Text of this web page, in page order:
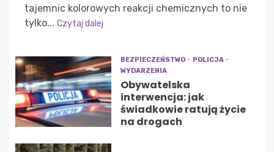
tajemnic kolorowych reakcji chemicznych to nie
tylko... Czytaj dalej
BEZPIECZEŃSTWO
POLICJA
WYDARZENIA
Obywatelska
interwencja: jak
świadkowie ratują życie
na drogach